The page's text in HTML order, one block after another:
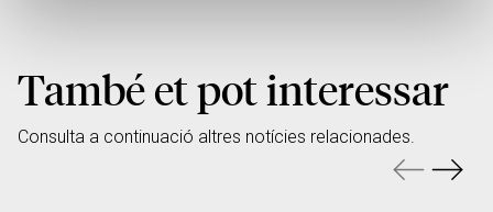
També et pot interessar
Consulta a continuació altres notícies relacionades.